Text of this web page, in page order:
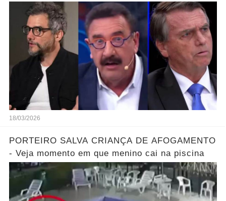
sem filtro.... Veja o vídeo
18/03/2026
PORTEIRO SALVA CRIANÇA DE AFOGAMENTO
- Veja momento em que menino cai na piscina